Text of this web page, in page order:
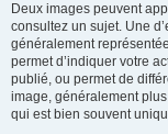
Deux images peuvent
consultez un sujet. Une
généralement
permet d’indiquer votre
publié, ou permet de
image, généralement
qui est bien souvent